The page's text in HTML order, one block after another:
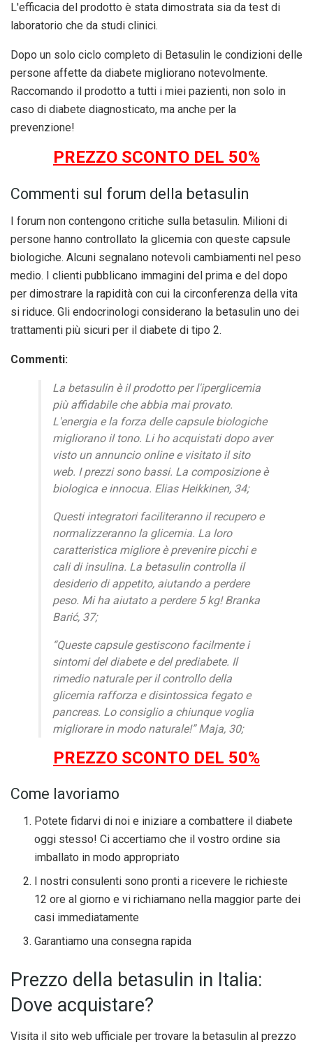
L'efficacia del prodotto è stata dimostrata sia da test di
laboratorio che da studi clinici.
Dopo un solo ciclo completo di Betasulin le condizioni delle
persone affette da diabete migliorano notevolmente.
Raccomando il prodotto a tutti i miei pazienti, non solo in
caso di diabete diagnosticato, ma anche per la
prevenzione!
PREZZO SCONTO DEL 50%
Commenti sul forum della betasulin
I forum non contengono critiche sulla betasulin. Milioni di
persone hanno controllato la glicemia con queste capsule
biologiche. Alcuni segnalano notevoli cambiamenti nel peso
medio. I clienti pubblicano immagini del prima e del dopo
per dimostrare la rapidità con cui la circonferenza della vita
si riduce. Gli endocrinologi considerano la betasulin uno dei
trattamenti più sicuri per il diabete di tipo 2.
Commenti:
La betasulin è il prodotto per l'iperglicemia
più affidabile che abbia mai provato.
L'energia e la forza delle capsule biologiche
migliorano il tono. Li ho acquistati dopo aver
visto un annuncio online e visitato il sito
web. I prezzi sono bassi. La composizione è
biologica e innocua. Elias Heikkinen, 34;
Questi integratori faciliteranno il recupero e
normalizzeranno la glicemia. La loro
caratteristica migliore è prevenire picchi e
cali di insulina. La betasulin controlla il
desiderio di appetito, aiutando a perdere
peso. Mi ha aiutato a perdere 5 kg! Branka
Barić, 37;
“Queste capsule gestiscono facilmente i
sintomi del diabete e del prediabete. Il
rimedio naturale per il controllo della
glicemia rafforza e disintossica fegato e
pancreas. Lo consiglio a chiunque voglia
migliorare in modo naturale!” Maja, 30;
PREZZO SCONTO DEL 50%
Come lavoriamo
Potete fidarvi di noi e iniziare a combattere il diabete
oggi stesso! Ci accertiamo che il vostro ordine sia
imballato in modo appropriato
I nostri consulenti sono pronti a ricevere le richieste
12 ore al giorno e vi richiamano nella maggior parte dei
casi immediatamente
Garantiamo una consegna rapida
Prezzo della betasulin in Italia:
Dove acquistare?
Visita il sito web ufficiale per trovare la betasulin al prezzo